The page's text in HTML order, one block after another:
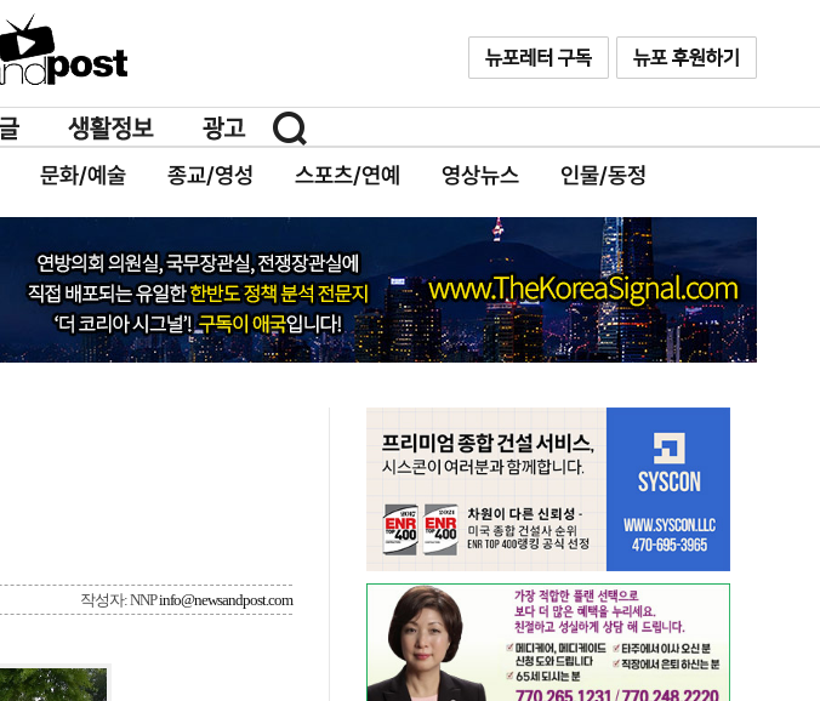
문화/예술 종교/영성 스포츠/연예 영상뉴스 인물/동정
작성자: NNPinfo@newsandpost.com